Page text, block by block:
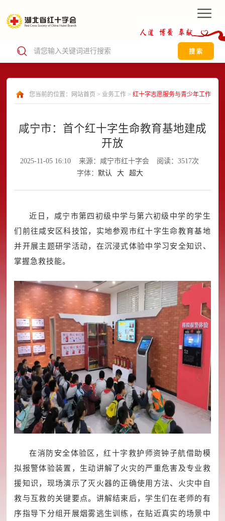
搜 索
您当前的位置： 网站首页 > 业务工作> 红十字志愿服务与青少年工作
咸宁市：首个红十字生命教育基地建成
开放
2025-11-05 16:10 来源：咸宁市红十字会
阅读：3517次
字体： 默认 大 超大
近日，咸宁市第四初级中学与第六初级中学的学生
们前往咸安区科技馆，实地参观市红十字生命教育基地
并开展主题研学活动，在沉浸式体验中学习安全知识、
掌握急救技能。
在消防安全体验区，红十字救护师资钟子航借助模
拟报警体验装置，生动讲解了火灾的严重危害及专业救
援知识，现场演示了灭火器的正确使用方法、火灾中自
救与互救的关键要点。讲解结束后，学生们在老师的有
序指导下分组开展烟雾逃生训练，在贴近真实的场景中